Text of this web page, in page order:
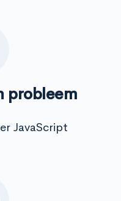
probleem
JavaScript